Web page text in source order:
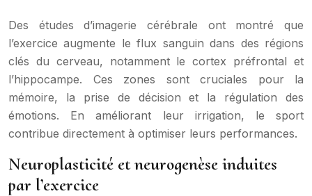
Des études d’imagerie cérébrale ont montré que
l’exercice augmente le flux sanguin dans des régions
clés du cerveau, notamment le cortex préfrontal et
l’hippocampe. Ces zones sont cruciales pour la
mémoire, la prise de décision et la régulation des
émotions. En améliorant leur irrigation, le sport
contribue directement à optimiser leurs performances.
Neuroplasticité et neurogenèse induites
par l’exercice